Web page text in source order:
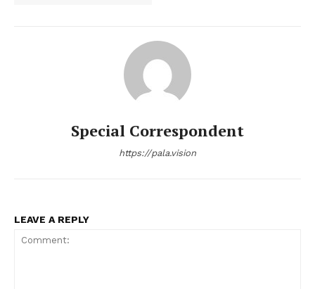
Special Correspondent
https://pala.vision
LEAVE A REPLY